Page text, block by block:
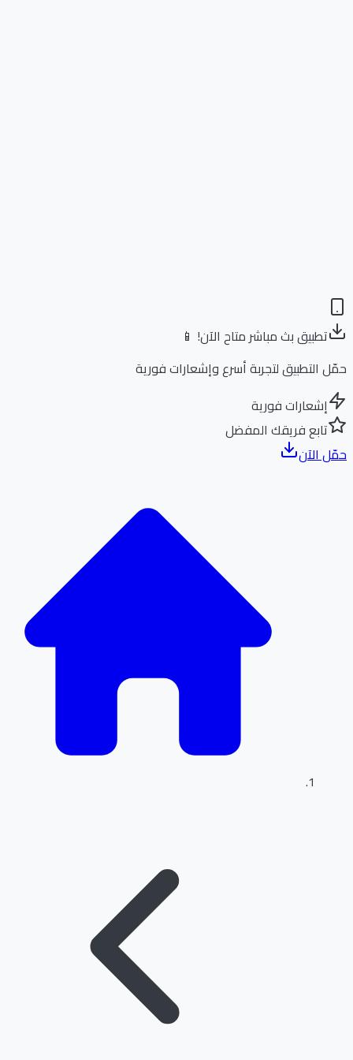
تطبيق بث مباشر متاح الآن! 📱
التطبيق لتجربة أسرع وإشعارات فورية
إشعارات فورية
تابع فريقك المفضل
الآن